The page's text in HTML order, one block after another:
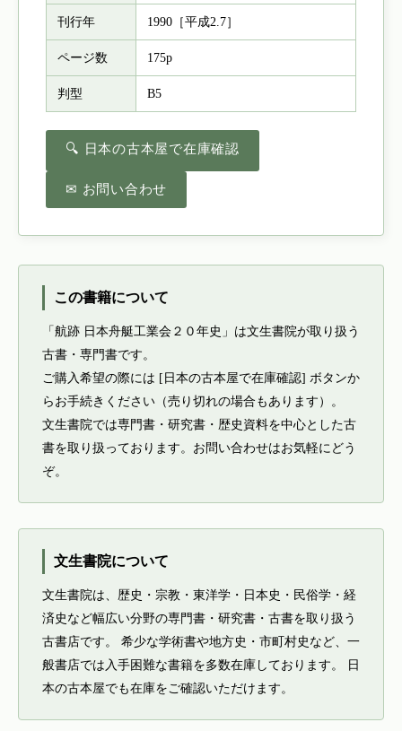
刊行年 1990［平成2.7］
ページ数 175p
判型 B5
🔍 日本の古本屋で在庫確認
✉ お問い合わせ
この書籍について
「航跡 日本舟艇工業会２０年史」は文生書院が取り扱う
古書・専門書です。
ご購入希望の際には [日本の古本屋で在庫確認] ボタンか
らお手続きください（売り切れの場合もあります）。
文生書院では専門書・研究書・歴史資料を中心とした古
書を取り扱っております。お問い合わせはお気軽にどう
ぞ。
文生書院について
文生書院は、歴史・宗教・東洋学・日本史・民俗学・経
済史など幅広い分野の専門書・研究書・古書を取り扱う
古書店です。 希少な学術書や地方史・市町村史など、一
般書店では入手困難な書籍を多数在庫しております。 日
本の古本屋でも在庫をご確認いただけます。